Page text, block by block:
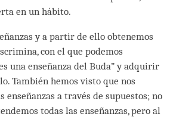
en un hábito.
y a partir de ello obtenemos
con el que podemos
una enseñanza del Buda” y adquirir
También hemos visto que nos
enseñanzas a través de supuestos; no
todas las enseñanzas, pero al